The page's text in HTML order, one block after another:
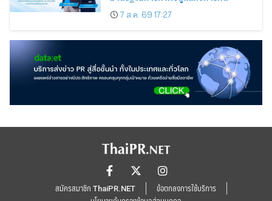
7 ส.ค. 69 17:27
สมัครสมาชิก ThaiPR.NET
ข้อตกลงการใช้บริการ